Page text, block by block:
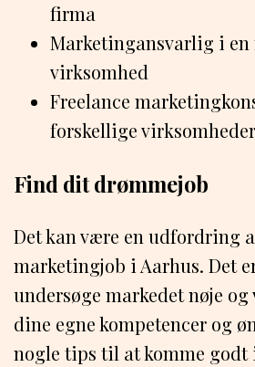
firma
Marketingansvarlig i
virksomhed
Freelance
forskellige virksomheder
Find dit drømmejob
Det kan være en udfordring
marketingjob i Aarhus. Det
undersøge markedet nøje
dine egne kompetencer og
nogle tips til at komme godt